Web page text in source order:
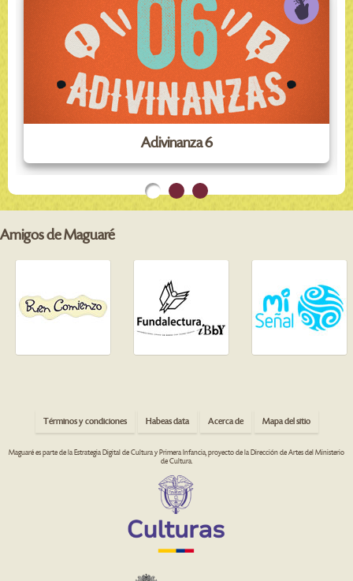
Adivinanza 6
Amigos de Maguaré
Términos y condiciones Habeas data Acerca de Mapa del sitio
Maguaré es parte de la Estrategia Digital de Cultura y Primera Infancia, proyecto de la Dirección de Artes del Ministerio
de Cultura.